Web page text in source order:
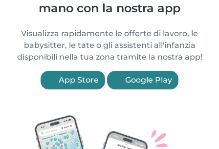
mano con la nostra app
Visualizza rapidamente le offerte di lavoro, le
babysitter, le tate o gli assistenti all'infanzia
disponibili nella tua zona tramite la nostra app!
App Store Google Play